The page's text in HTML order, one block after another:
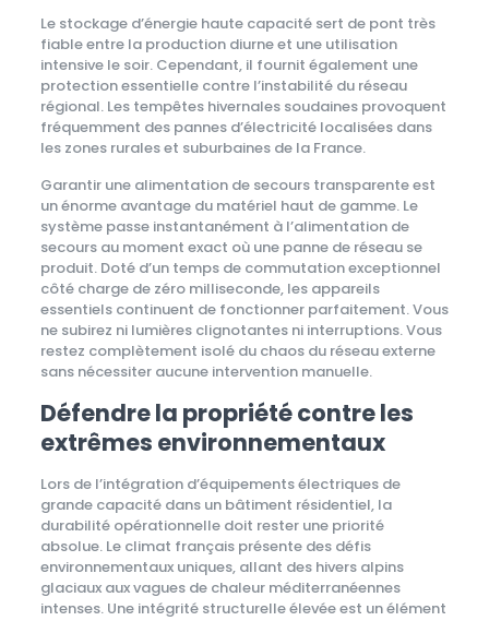
Le stockage d’énergie haute capacité sert de pont très
fiable entre la production diurne et une utilisation
intensive le soir. Cependant, il fournit également une
protection essentielle contre l’instabilité du réseau
régional. Les tempêtes hivernales soudaines provoquent
fréquemment des pannes d’électricité localisées dans
les zones rurales et suburbaines de la France.
Garantir une alimentation de secours transparente est
un énorme avantage du matériel haut de gamme. Le
système passe instantanément à l’alimentation de
secours au moment exact où une panne de réseau se
produit. Doté d’un temps de commutation exceptionnel
côté charge de zéro milliseconde, les appareils
essentiels continuent de fonctionner parfaitement. Vous
ne subirez ni lumières clignotantes ni interruptions. Vous
restez complètement isolé du chaos du réseau externe
sans nécessiter aucune intervention manuelle.
Défendre la propriété contre les
extrêmes environnementaux
Lors de l’intégration d’équipements électriques de
grande capacité dans un bâtiment résidentiel, la
durabilité opérationnelle doit rester une priorité
absolue. Le climat français présente des défis
environnementaux uniques, allant des hivers alpins
glaciaux aux vagues de chaleur méditerranéennes
intenses. Une intégrité structurelle élevée est un élément